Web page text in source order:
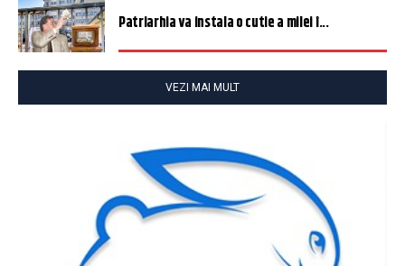
Patriarhia va instala o cutie a milei î...
VEZI MAI MULT